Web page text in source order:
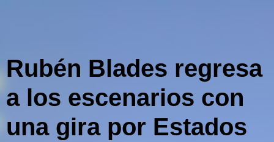
Rubén Blades regresa
a los escenarios con
una gira por Estados